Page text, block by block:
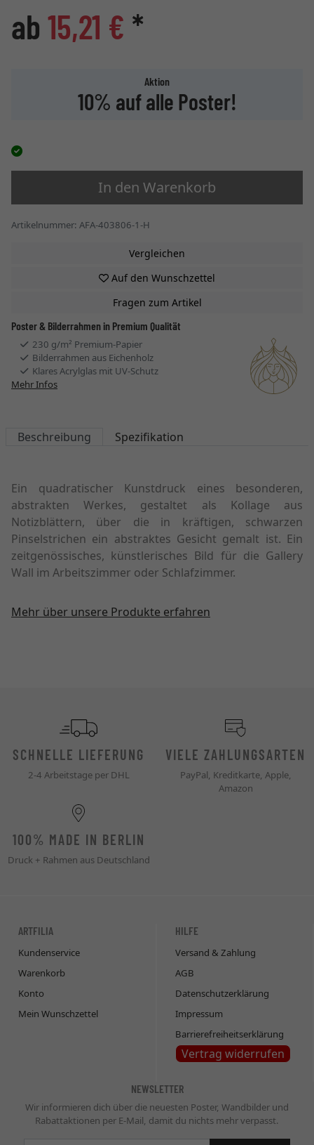
ab 15,21 € *
Aktion
10% auf alle Poster!
In den Warenkorb
Artikelnummer: AFA-403806-1-H
Vergleichen
Auf den Wunschzettel
Fragen zum Artikel
Poster & Bilderrahmen in Premium Qualität
230 g/m² Premium-Papier
Bilderrahmen aus Eichenholz
Klares Acrylglas mit UV-Schutz
Mehr Infos
Beschreibung Spezifikation
Ein quadratischer Kunstdruck eines besonderen,
abstrakten Werkes, gestaltet als Kollage aus
Notizblättern, über die in kräftigen, schwarzen
Pinselstrichen ein abstraktes Gesicht gemalt ist. Ein
zeitgenössisches, künstlerisches Bild für die Gallery
Wall im Arbeitszimmer oder Schlafzimmer.
Mehr über unsere Produkte erfahren
SCHNELLE LIEFERUNG
2-4 Arbeitstage per DHL
VIELE ZAHLUNGSARTEN
PayPal, Kreditkarte, Apple,
Amazon
100% MADE IN BERLIN
Druck + Rahmen aus Deutschland
ARTFILIA
Kundenservice
Warenkorb
Konto
Mein Wunschzettel
HILFE
Versand & Zahlung
AGB
Datenschutzerklärung
Impressum
Barrierefreiheitserklärung
Vertrag widerrufen
NEWSLETTER
Wir informieren dich über die neuesten Poster, Wandbilder und
Rabattaktionen per E-Mail, damit du nichts mehr verpasst.